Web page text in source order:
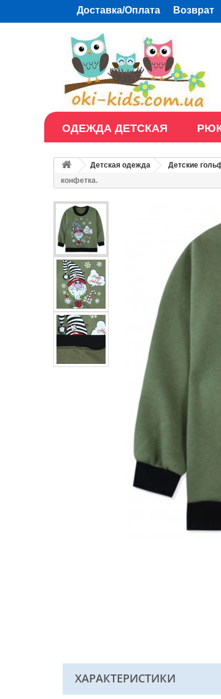
Доставка/Оплата Возврат
ОДЕЖДА ДЕТСКАЯ
Детская одежда Детские
конфетка.
ХАРАКТЕРИСТИКИ